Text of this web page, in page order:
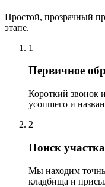
Простой, прозрачный
этапе.
1
Первичное
Короткий звонок
усопшего и
2
Поиск участка
Мы находим
кладбища и